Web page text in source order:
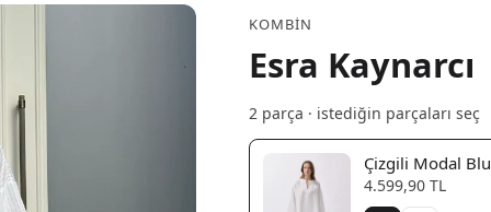
KOMBIN
Esra Kaynarcı
2 parça · istediğin parçaları seç
Çizgili Modal
4.599,90 TL